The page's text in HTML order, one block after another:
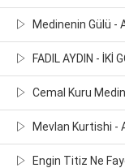
Medinenin Gülü -
FADIL AYDIN - İKİ
Cemal Kuru
Mevlan Kurtishi -
Engin Titiz Ne